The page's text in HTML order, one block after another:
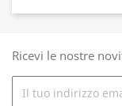
Ricevi le nostre